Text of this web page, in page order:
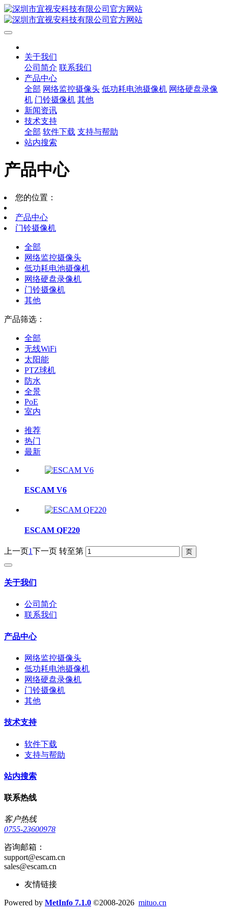
关于我们
公司简介 联系我们
产品中心
全部 网络监控摄像头 低功耗电池摄像机 网络硬盘录像
机 门铃摄像机 其他
新闻资讯
技术支持
全部 软件下载 支持与帮助
站内搜索
产品中心
您的位置：
产品中心
门铃摄像机
全部
网络监控摄像头
低功耗电池摄像机
网络硬盘录像机
门铃摄像机
其他
产品筛选：
全部
无线WiFi
太阳能
PTZ球机
防水
全景
PoE
室内
推荐
热门
最新
ESCAM V6
ESCAM QF220
上一页1下一页 转至第
关于我们
公司简介
联系我们
产品中心
网络监控摄像头
低功耗电池摄像机
网络硬盘录像机
门铃摄像机
其他
技术支持
软件下载
支持与帮助
站内搜索
联系热线
客户热线
0755-23600978
咨询邮箱：
support@escam.cn
sales@escam.cn
友情链接
Powered by MetInfo 7.1.0 ©2008-2026 mituo.cn